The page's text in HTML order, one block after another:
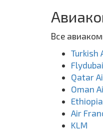
Все
Turkish
Flydubai
Qatar
Oman
Air
KLM